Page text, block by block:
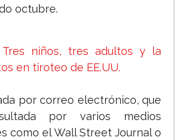
octubre.
Tres niños, tres adultos y la
en tiroteo de EE.UU.
por correo electrónico, que
por varios medios
como el Wall Street Journal o